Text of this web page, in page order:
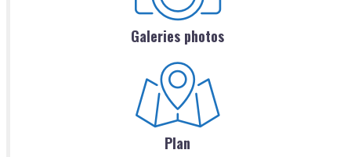
Galeries photos
Plan